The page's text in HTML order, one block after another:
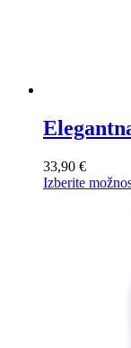
33,90 €
Izberite